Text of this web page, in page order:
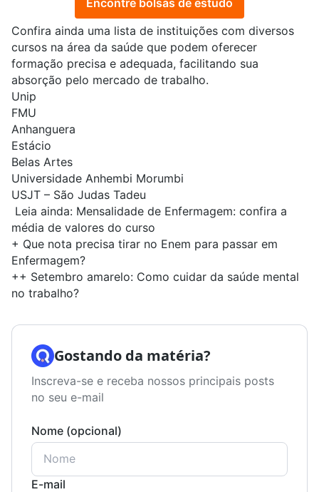
Confira ainda uma lista de instituições com diversos
cursos na área da saúde que podem oferecer
formação precisa e adequada, facilitando sua
absorção pelo mercado de trabalho.
Unip
FMU
Anhanguera
Estácio
Belas Artes
Universidade Anhembi Morumbi
USJT – São Judas Tadeu
Leia ainda: Mensalidade de Enfermagem: confira a
média de valores do curso
+ Que nota precisa tirar no Enem para passar em
Enfermagem?
++ Setembro amarelo: Como cuidar da saúde mental
no trabalho?
Gostando da matéria?
Inscreva-se e receba nossos principais posts
no seu e-mail
Nome (opcional)
E-mail